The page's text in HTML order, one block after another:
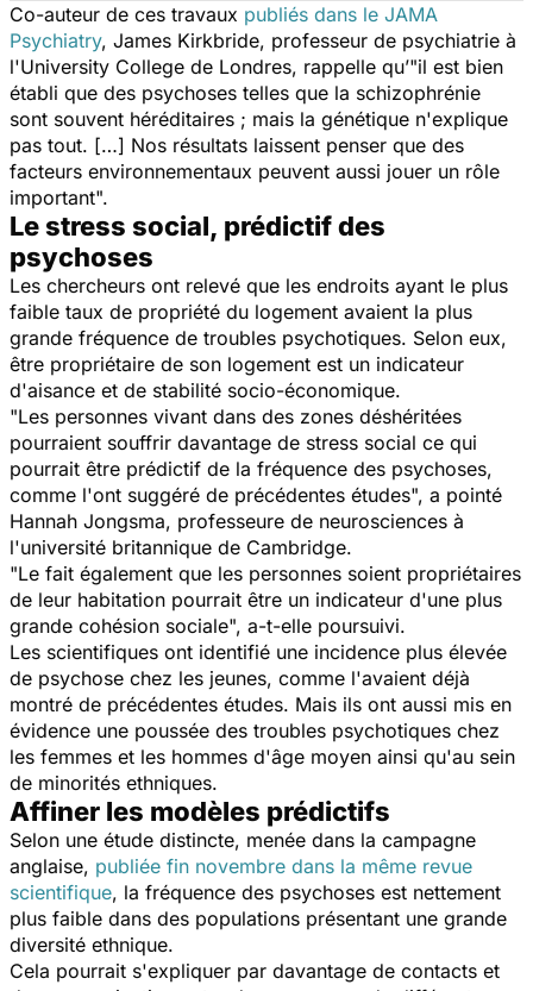
Co-auteur de ces travaux publiés dans le JAMA
Psychiatry, James Kirkbride, professeur de psychiatrie à
l'University College de Londres, rappelle qu’"il est bien
établi que des psychoses telles que la schizophrénie
sont souvent héréditaires ; mais la génétique n'explique
pas tout. […] Nos résultats laissent penser que des
facteurs environnementaux peuvent aussi jouer un rôle
important".
Le stress social, prédictif des
psychoses
Les chercheurs ont relevé que les endroits ayant le plus
faible taux de propriété du logement avaient la plus
grande fréquence de troubles psychotiques. Selon eux,
être propriétaire de son logement est un indicateur
d'aisance et de stabilité socio-économique.
"Les personnes vivant dans des zones déshéritées
pourraient souffrir davantage de stress social ce qui
pourrait être prédictif de la fréquence des psychoses,
comme l'ont suggéré de précédentes études", a pointé
Hannah Jongsma, professeure de neurosciences à
l'université britannique de Cambridge.
"Le fait également que les personnes soient propriétaires
de leur habitation pourrait être un indicateur d'une plus
grande cohésion sociale", a-t-elle poursuivi.
Les scientifiques ont identifié une incidence plus élevée
de psychose chez les jeunes, comme l'avaient déjà
montré de précédentes études. Mais ils ont aussi mis en
évidence une poussée des troubles psychotiques chez
les femmes et les hommes d'âge moyen ainsi qu'au sein
de minorités ethniques.
Affiner les modèles prédictifs
Selon une étude distincte, menée dans la campagne
anglaise, publiée fin novembre dans la même revue
scientifique, la fréquence des psychoses est nettement
plus faible dans des populations présentant une grande
diversité ethnique.
Cela pourrait s'expliquer par davantage de contacts et